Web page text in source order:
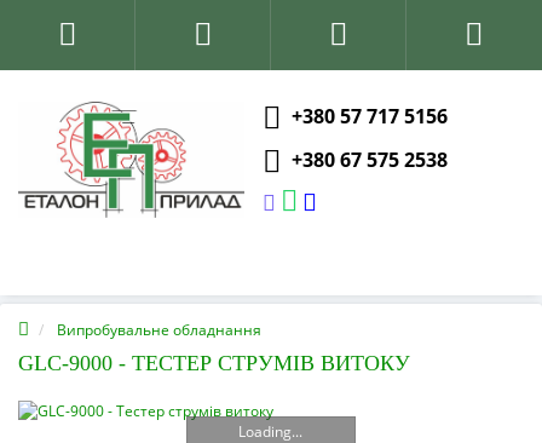
+380 57 717 5156
+380 67 575 2538
Випробувальне обладнання
GLC-9000 - ТЕСТЕР СТРУМІВ ВИТОКУ
Loading...